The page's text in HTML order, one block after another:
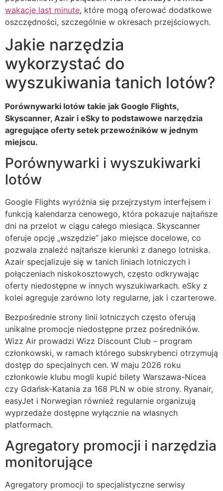
wakacje last minute, które mogą oferować dodatkowe
oszczędności, szczególnie w okresach przejściowych.
Jakie narzędzia
wykorzystać do
wyszukiwania tanich lotów?
Porównywarki lotów takie jak Google Flights,
Skyscanner, Azair i eSky to podstawowe narzędzia
agregujące oferty setek przewoźników w jednym
miejscu.
Porównywarki i wyszukiwarki
lotów
Google Flights wyróżnia się przejrzystym interfejsem i
funkcją kalendarza cenowego, która pokazuje najtańsze
dni na przelot w ciągu całego miesiąca. Skyscanner
oferuje opcję „wszędzie” jako miejsce docelowe, co
pozwala znaleźć najtańsze kierunki z danego lotniska.
Azair specjalizuje się w tanich liniach lotniczych i
połączeniach niskokosztowych, często odkrywając
oferty niedostępne w innych wyszukiwarkach. eSky z
kolei agreguje zarówno loty regularne, jak i czarterowe.
Bezpośrednie strony linii lotniczych często oferują
unikalne promocje niedostępne przez pośredników.
Wizz Air prowadzi Wizz Discount Club – program
członkowski, w ramach którego subskrybenci otrzymują
dostęp do specjalnych cen. W maju 2026 roku
członkowie klubu mogli kupić bilety Warszawa-Nicea
czy Gdańsk-Katania za 168 PLN w obie strony. Ryanair,
easyJet i Norwegian również regularnie organizują
wyprzedaże dostępne wyłącznie na własnych
platformach.
Agregatory promocji i narzędzia
monitorujące
Agregatory promocji to specjalistyczne serwisy